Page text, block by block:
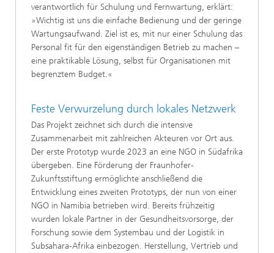
verantwortlich für Schulung und Fernwartung, erklärt:
»Wichtig ist uns die einfache Bedienung und der geringe
Wartungsaufwand. Ziel ist es, mit nur einer Schulung das
Personal fit für den eigenständigen Betrieb zu machen –
eine praktikable Lösung, selbst für Organisationen mit
begrenztem Budget.«
Feste Verwurzelung durch lokales Netzwerk
Das Projekt zeichnet sich durch die intensive
Zusammenarbeit mit zahlreichen Akteuren vor Ort aus.
Der erste Prototyp wurde 2023 an eine NGO in Südafrika
übergeben. Eine Förderung der Fraunhofer-
Zukunftsstiftung ermöglichte anschließend die
Entwicklung eines zweiten Prototyps, der nun von einer
NGO in Namibia betrieben wird. Bereits frühzeitig
wurden lokale Partner in der Gesundheitsvorsorge, der
Forschung sowie dem Systembau und der Logistik in
Subsahara-Afrika einbezogen. Herstellung, Vertrieb und